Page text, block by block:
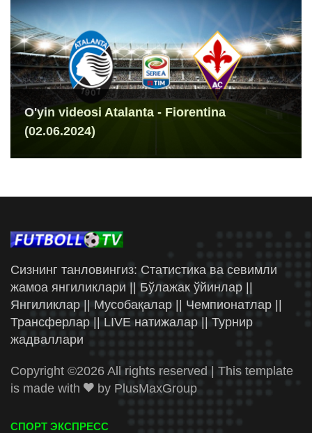
O'yin videosi Atalanta - Fiorentina
(02.06.2024)
Сизнинг танловингиз: Статистика ва севимли
жамоа янгиликлари || Бўлажак ўйинлар ||
Янгиликлар || Мусобақалар || Чемпионатлар ||
Трансферлар || LIVE натижалар || Турнир
жадваллари
Copyright ©2026 All rights reserved | This template
is made with
by PlusMaxGroup
СПОРТ ЭКСПРЕСС